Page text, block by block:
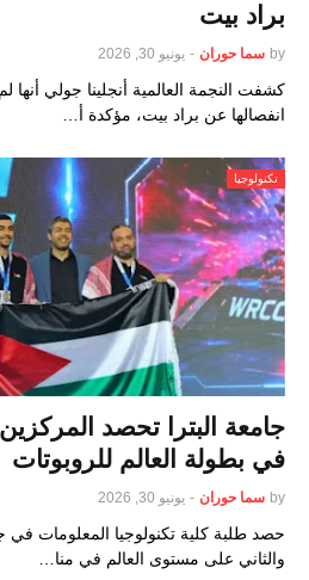
براد بيت
by سما حوران - يونيو 30, 2026
كشفت النجمة العالمية أنجلينا جولي
انفصالها عن براد بيت، مؤكدة أ…
تكنولوجيا
جامعة البترا تحصد المركزين
في بطولة العالم للروبوتات
by سما حوران - يونيو 30, 2026
حصد طلبة كلية تكنولوجيا المعلومات في
والثاني على مستوى العالم في منا…